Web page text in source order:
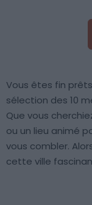
Vous êtes fin
sélection des 10
Que vous
ou un lieu animé
vous combler.
cette ville